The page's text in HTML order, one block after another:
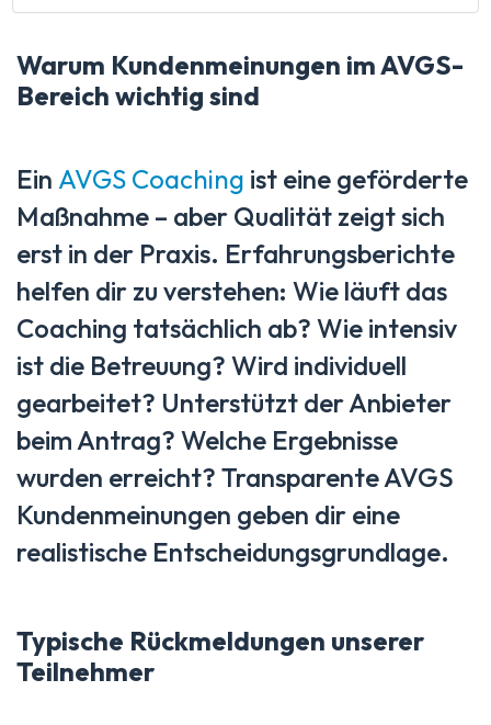
Warum Kundenmeinungen im AVGS-
Bereich wichtig sind
Ein AVGS Coaching ist eine geförderte
Maßnahme – aber Qualität zeigt sich
erst in der Praxis. Erfahrungsberichte
helfen dir zu verstehen: Wie läuft das
Coaching tatsächlich ab? Wie intensiv
ist die Betreuung? Wird individuell
gearbeitet? Unterstützt der Anbieter
beim Antrag? Welche Ergebnisse
wurden erreicht? Transparente AVGS
Kundenmeinungen geben dir eine
realistische Entscheidungsgrundlage.
Typische Rückmeldungen unserer
Teilnehmer